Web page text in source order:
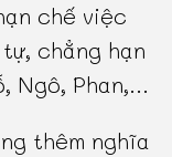
chế việc
chẳng hạn
Ngô, Phan,...
thêm nghĩa